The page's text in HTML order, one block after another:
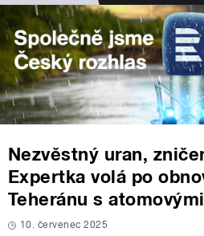
Nezvěstný uran,
Expertka volá po
Teheránu s
10. červenec 2025